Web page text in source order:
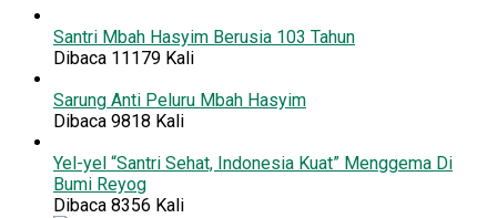
Santri Mbah Hasyim Berusia 103 Tahun
Dibaca 11179 Kali
Sarung Anti Peluru Mbah Hasyim
Dibaca 9818 Kali
Yel-yel “Santri Sehat, Indonesia Kuat” Menggema Di
Bumi Reyog
Dibaca 8356 Kali